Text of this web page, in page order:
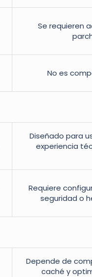
Se requieren
No es
Diseñado para
experiencia
Requiere
seguridad o
Depende de
caché y